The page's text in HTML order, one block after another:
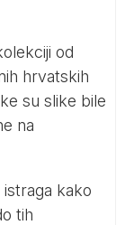
od
hrvatskih
su slike bile
na
kako
tih